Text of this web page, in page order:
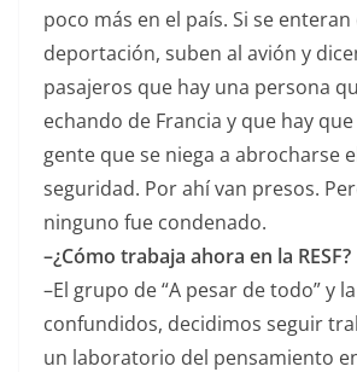
poco más en el país. Si se enteran
deportación, suben al avión y
pasajeros que hay una persona
echando de Francia y que hay
gente que se niega a abrocharse
seguridad. Por ahí van presos.
ninguno fue condenado.
–¿Cómo trabaja ahora en la RESF?
–El grupo de “A pesar de todo” y la
confundidos, decidimos seguir
un laboratorio del pensamiento